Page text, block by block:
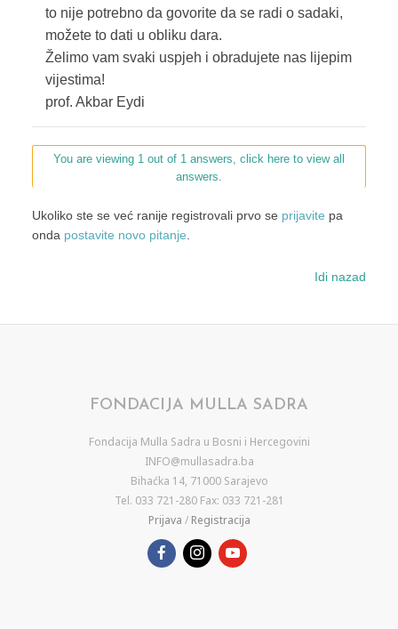
to nije potrebno da govorite da se radi o sadaki,
možete to dati u obliku dara.
Želimo vam svaki uspjeh i obradujete nas lijepim
vijestima!
prof. Akbar Eydi
You are viewing 1 out of 1 answers, click here to view all
answers.
Ukoliko ste se već ranije registrovali prvo se prijavite pa
onda postavite novo pitanje.
Idi nazad
FONDACIJA MULLA SADRA
Fondacija Mulla Sadra u Bosni i Hercegovini
INFO@mullasadra.ba
Bihaćka 14, 71000 Sarajevo
Tel. 033 721-280 Fax: 033 721-281
Prijava / Registracija